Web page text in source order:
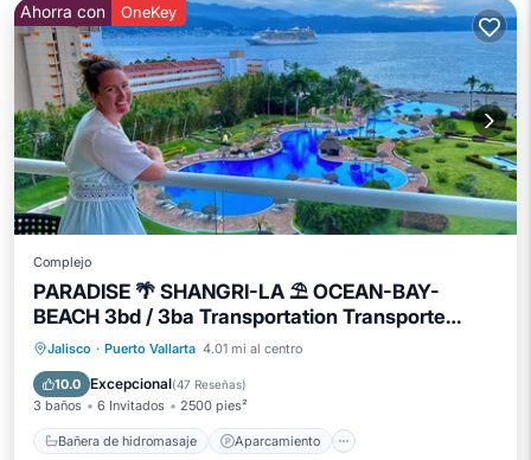
Ahorra con OneKey
Complejo
PARADISE 🌴 SHANGRI-LA ⛱ OCEAN-BAY-
BEACH 3bd / 3ba Transportation Transporte
gratuito al aeropuerto
Jalisco · Puerto Vallarta 4.01 mi al centro
10.0 Excepcional(47 Reseñas)
3 baños 6 Invitados 2500 pies²
Bañera de hidromasaje Aparcamiento
Bañera de hidromasaje
Piscina
Spa